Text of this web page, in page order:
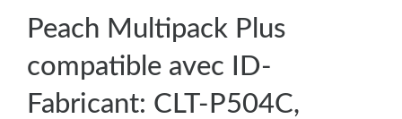
Peach Multipack Plus
compatible avec ID-
Fabricant: CLT-P504C,